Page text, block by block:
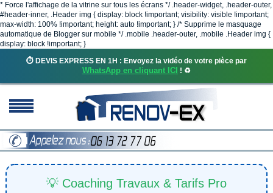
* Force l'affichage de la vitrine sur tous les écrans */ .header-widget, .header-outer,
#header-inner, .Header img { display: block !important; visibility: visible !important;
max-width: 100% !important; height: auto !important; } /* Supprime le masquage
automatique de Blogger sur mobile */ .mobile .header-outer, .mobile .Header img {
display: block !important; }
⏱️ DEVIS EXPRESS EN 1H : Envoyez la vidéo de votre pièce par
WhatsApp en cliquant ICI ! ♻️
💡 Coaching Travaux & Tarifs Pro